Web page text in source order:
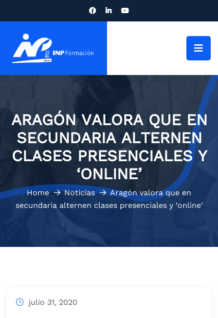
ARAGÓN VALORA QUE EN
SECUNDARIA ALTERNEN
CLASES PRESENCIALES Y
‘ONLINE’
Home Noticias
Aragón valora que en
secundaria alternen clases presenciales y ‘online’
julio 31, 2020